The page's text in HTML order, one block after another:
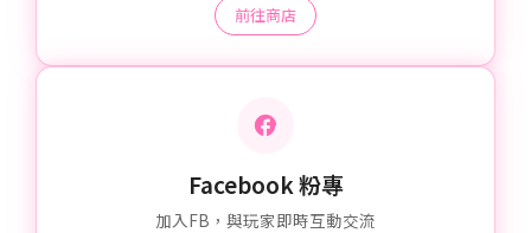
前往商店
Facebook 粉專
加入FB，與玩家即時互動交流